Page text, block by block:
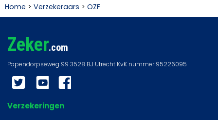
Home > Verzekeraars > OZF
Zeker.com
Twitter YouTube
Verzekeringen